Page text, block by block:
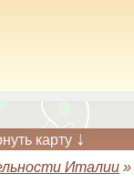
карту ↓
Италии»